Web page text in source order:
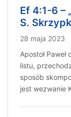
Ef 4:1-6 –
S.
28 maja 2023
Apostoł
listu,
sposób
jest wezwanie